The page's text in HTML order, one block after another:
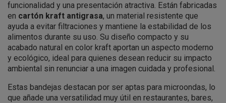
funcionalidad y una presentación atractiva. Están fabricadas
en cartón kraft antigrasa, un material resistente que
ayuda a evitar filtraciones y mantiene la estabilidad de los
alimentos durante su uso. Su diseño compacto y su
acabado natural en color kraft aportan un aspecto moderno
y ecológico, ideal para quienes desean reducir su impacto
ambiental sin renunciar a una imagen cuidada y profesional.
Estas bandejas destacan por ser aptas para microondas, lo
que añade una versatilidad muy útil en restaurantes, bares,